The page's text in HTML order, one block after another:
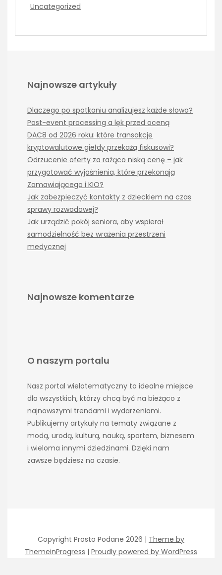
Uncategorized
Najnowsze artykuły
Dlaczego po spotkaniu analizujesz każde słowo?
Post-event processing a lęk przed oceną
DAC8 od 2026 roku: które transakcje
kryptowalutowe giełdy przekażą fiskusowi?
Odrzucenie oferty za rażąco niską cenę – jak
przygotować wyjaśnienia, które przekonają
Zamawiającego i KIO?
Jak zabezpieczyć kontakty z dzieckiem na czas
sprawy rozwodowej?
Jak urządzić pokój seniora, aby wspierał
samodzielność bez wrażenia przestrzeni
medycznej
Najnowsze komentarze
O naszym portalu
Nasz portal wielotematyczny to idealne miejsce
dla wszystkich, którzy chcą być na bieżąco z
najnowszymi trendami i wydarzeniami.
Publikujemy artykuły na tematy związane z
modą, urodą, kulturą, nauką, sportem, biznesem
i wieloma innymi dziedzinami. Dzięki nam
zawsze będziesz na czasie.
Copyright Prosto Podane 2026 | Theme by
ThemeinProgress | Proudly powered by WordPress